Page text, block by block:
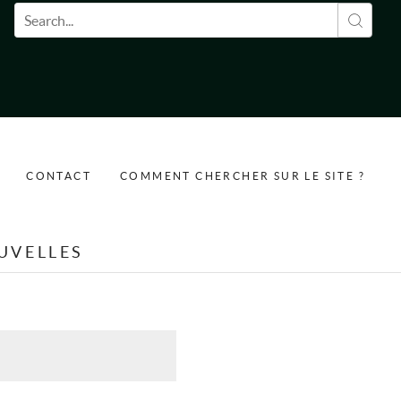
Formulaire de recherche
CONTACT COMMENT CHERCHER SUR LE SITE ?